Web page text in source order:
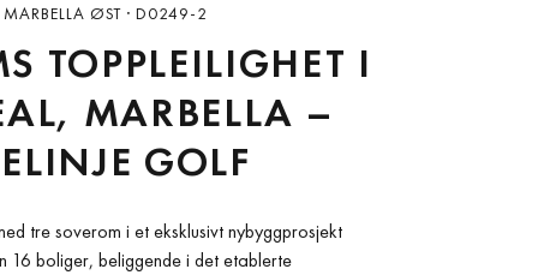
ØST · D0249-2
TOPPLEILIGHET I
MARBELLA –
GOLF
tre soverom i et eksklusivt nybyggprosjekt
16 boliger, beliggende i det etablerte